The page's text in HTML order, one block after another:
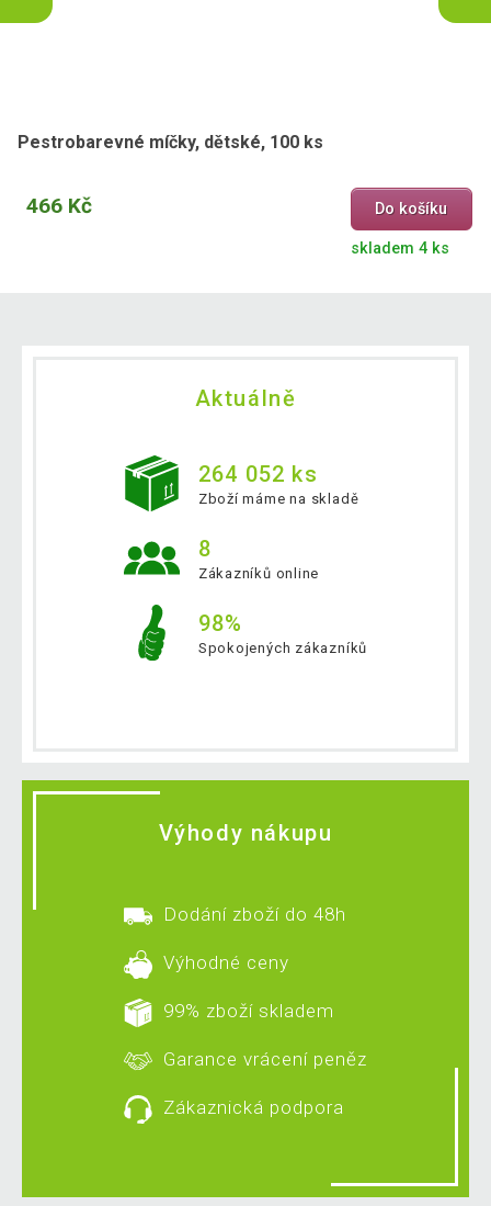
Pestrobarevné míčky, dětské, 100 ks
466 Kč Do košíku
skladem 4 ks
Aktuálně
264 052 ks
Zboží máme na skladě
8
Zákazníků online
98%
Spokojených zákazníků
Výhody nákupu
Dodání zboží do 48h
Výhodné ceny
99% zboží skladem
Garance vrácení peněz
Zákaznická podpora